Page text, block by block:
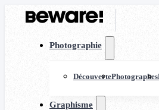
Photographie
DécouvertePhotographes
Graphisme